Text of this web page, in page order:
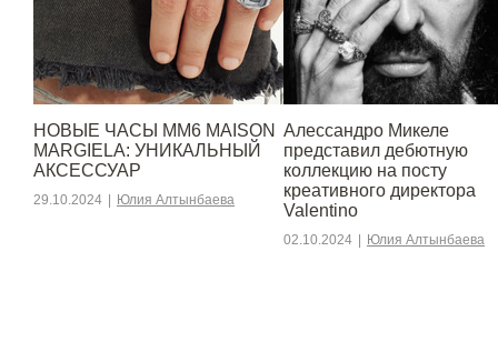
НОВЫЕ ЧАСЫ MM6 MAISON
MARGIELA: УНИКАЛЬНЫЙ
АКСЕССУАР
29.10.2024 | Юлия Алтынбаева
Алессандро Микеле
представил дебютную
коллекцию на посту
креативного директора
Valentino
02.10.2024 | Юлия Алтынбаева